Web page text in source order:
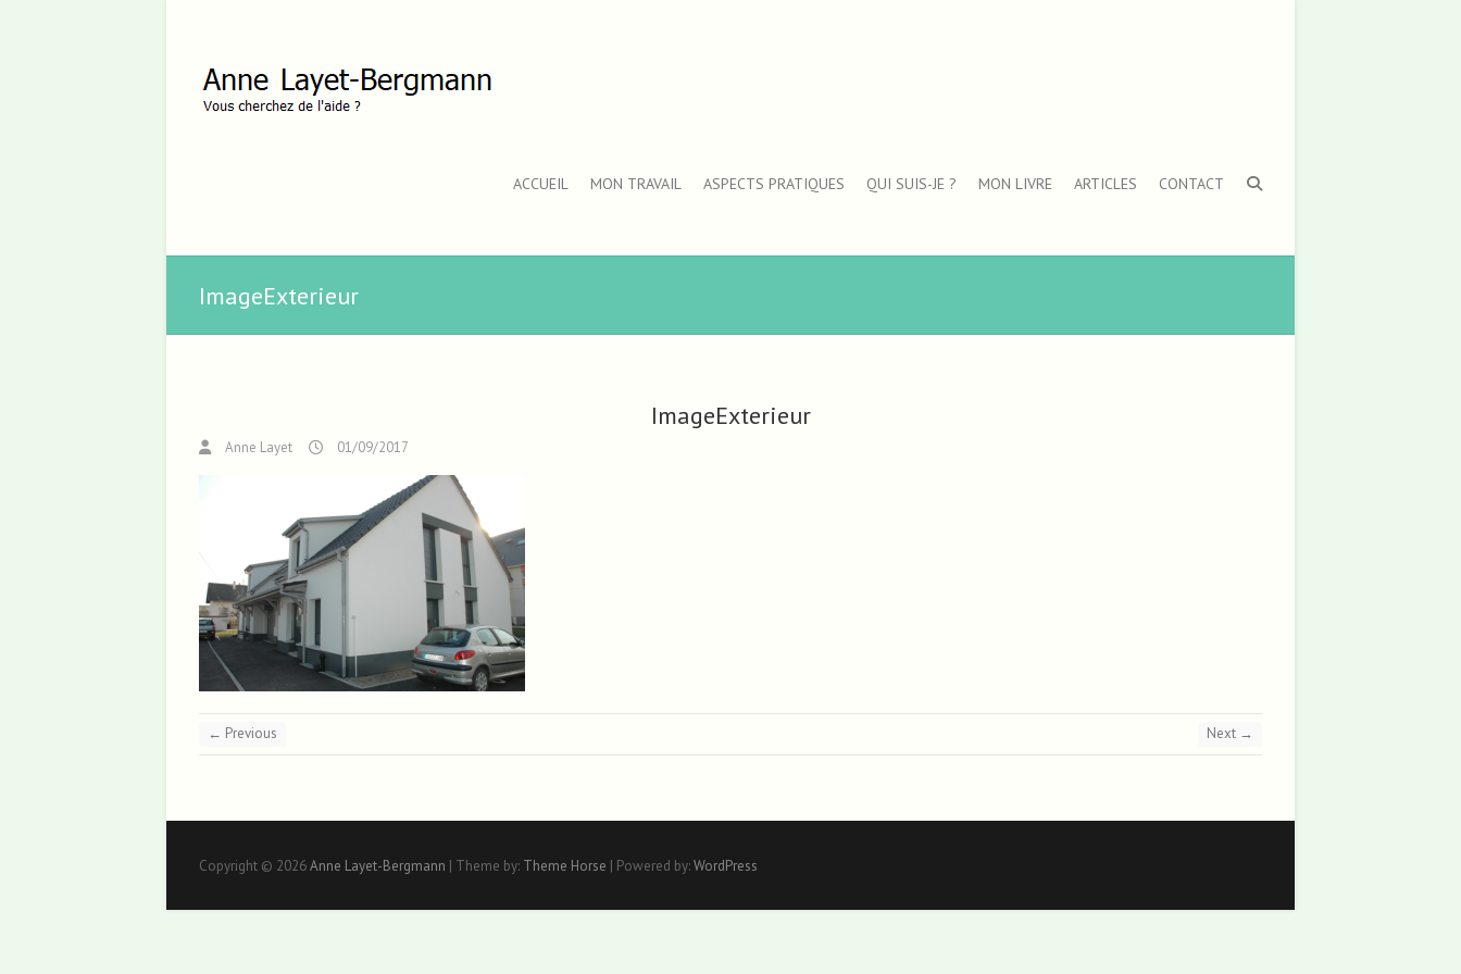
ACCUEIL MON TRAVAIL ASPECTS PRATIQUES QUI SUIS-JE ? MON LIVRE ARTICLES CONTACT
ImageExterieur
ImageExterieur
Anne Layet 01/09/2017
← Previous Next →
Copyright © 2026Anne Layet-Bergmann | Theme by: Theme Horse | Powered by:WordPress